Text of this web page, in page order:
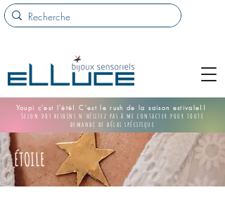
Youpi c'est l'été! C'est le rush de la saison estivale!!
Selon vos besoins n'hésitez pas à me contacter pour toute
demande de délai spécifique
ÉTOILE